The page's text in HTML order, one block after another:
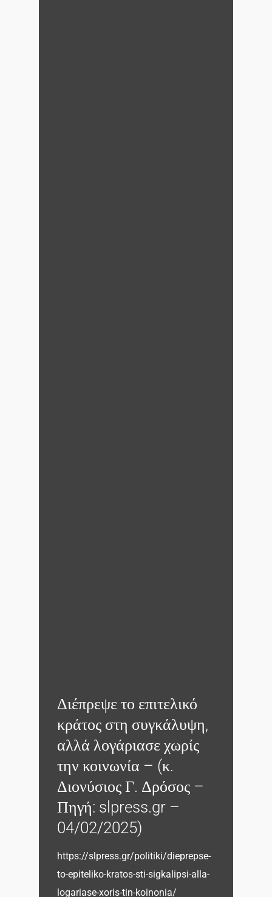
Διέπρεψε το επιτελικό
κράτος στη συγκάλυψη,
αλλά λογάριασε χωρίς
την κοινωνία – (κ.
Διονύσιος Γ. Δρόσος –
Πηγή: slpress.gr –
04/02/2025)
https://slpress.gr/politiki/dieprepse-
to-epiteliko-kratos-sti-sigkalipsi-alla-
logariase-xoris-tin-koinonia/